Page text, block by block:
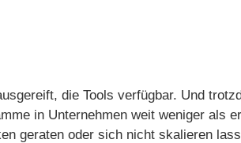
die Tools verfügbar. Und
in Unternehmen weit weniger als
geraten oder sich nicht skalieren